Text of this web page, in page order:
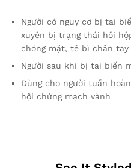
Người có nguy cơ bị tai
xuyên bị trạng thái hồi
chóng mặt, tê bì chân tay
Người sau khi bị tai biến
Dùng cho người tuần
hội chứng mạch vành